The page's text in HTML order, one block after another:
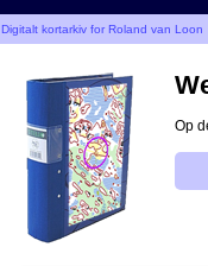
Digitalt kortarkiv for Roland van Loon
Op